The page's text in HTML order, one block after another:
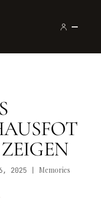
2025| Memories